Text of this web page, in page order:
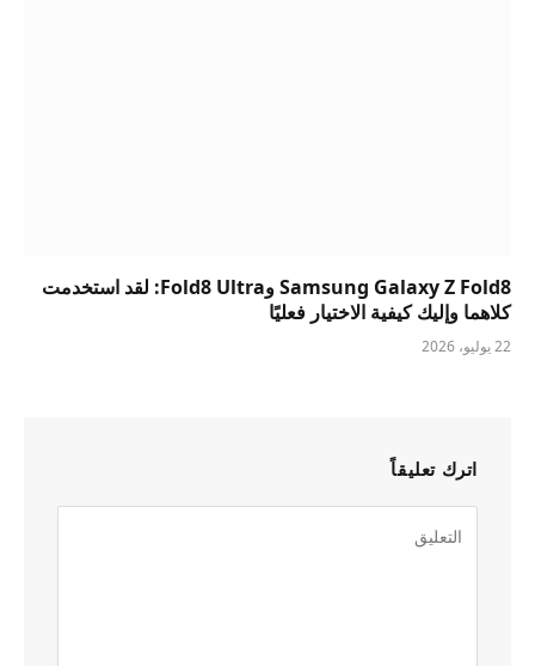
Samsung Galaxy Z Fold8 وFold8 Ultra: لقد استخدمت
كلاهما وإليك كيفية الاختيار فعليًا
22 يوليو، 2026
اترك تعليقاً